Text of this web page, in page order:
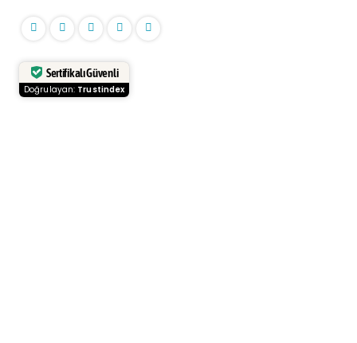
Sertifikalı Güvenli
Doğrulayan: Trustindex